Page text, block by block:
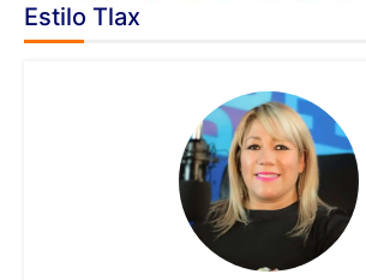
Estilo Tlax